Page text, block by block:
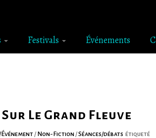
Festivals Événements
Le Grand Fleuve
/ Non-Fiction/Séances/débats étiqueté